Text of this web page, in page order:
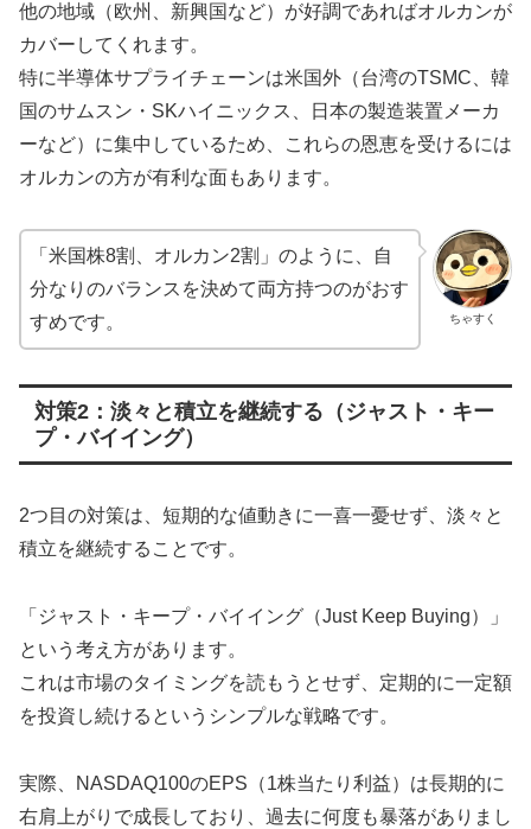
他の地域（欧州、新興国など）が好調であればオルカンが
カバーしてくれます。
特に半導体サプライチェーンは米国外（台湾のTSMC、韓
国のサムスン・SKハイニックス、日本の製造装置メーカ
ーなど）に集中しているため、これらの恩恵を受けるには
オルカンの方が有利な面もあります。
ちゃすく
「米国株8割、オルカン2割」のように、自
分なりのバランスを決めて両方持つのがおす
すめです。
対策2：淡々と積立を継続する（ジャスト・キー
プ・バイイング）
2つ目の対策は、短期的な値動きに一喜一憂せず、淡々と
積立を継続することです。
「ジャスト・キープ・バイイング（Just Keep Buying）」
という考え方があります。
これは市場のタイミングを読もうとせず、定期的に一定額
を投資し続けるというシンプルな戦略です。
実際、NASDAQ100のEPS（1株当たり利益）は長期的に
右肩上がりで成長しており、過去に何度も暴落がありまし